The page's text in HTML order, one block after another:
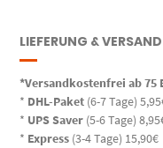
LIEFERUNG & VERSAND
*Versandkostenfrei ab 75
* DHL-Paket (6-7 Tage)
* UPS Saver (5-6 Tage)
* Express (3-4 Tage) 15,90€